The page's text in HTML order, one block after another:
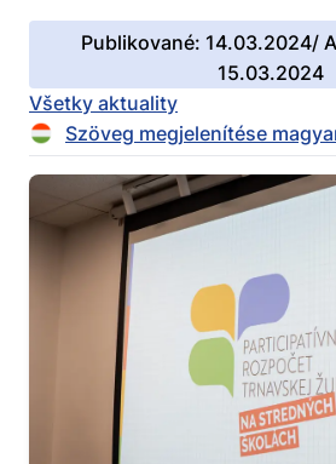
Publikované: 14.03.2024/
15.03.2024
Všetky aktuality
Szöveg megjelenítése